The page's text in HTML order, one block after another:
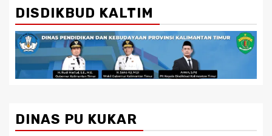
DISDIKBUD KALTIM
DINAS PU KUKAR